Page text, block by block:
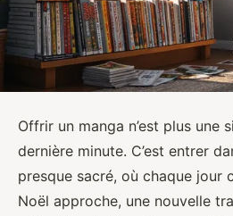
Offrir un manga n’est plus une
dernière minute. C’est entrer
presque sacré, où chaque jour
Noël approche, une nouvelle